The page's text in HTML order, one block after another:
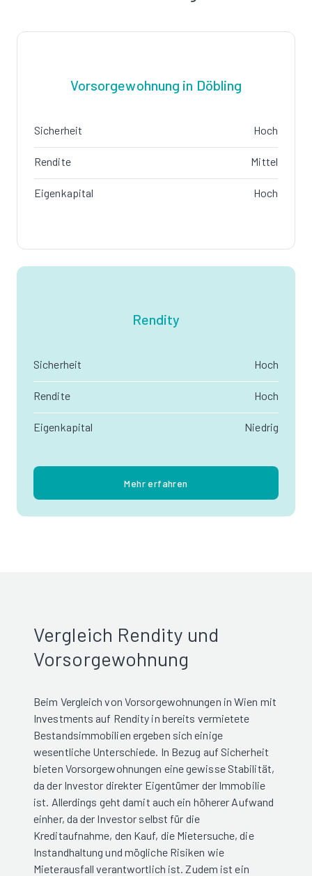
Vorsorgewohnung in Döbling
Sicherheit Hoch
Rendite Mittel
Eigenkapital Hoch
Rendity
Sicherheit Hoch
Rendite Hoch
Eigenkapital Niedrig
Mehr erfahren
Vergleich Rendity und
Vorsorgewohnung
Beim Vergleich von Vorsorgewohnungen in Wien mit
Investments auf Rendity in bereits vermietete
Bestandsimmobilien ergeben sich einige
wesentliche Unterschiede. In Bezug auf Sicherheit
bieten Vorsorgewohnungen eine gewisse Stabilität,
da der Investor direkter Eigentümer der Immobilie
ist. Allerdings geht damit auch ein höherer Aufwand
einher, da der Investor selbst für die
Kreditaufnahme, den Kauf, die Mietersuche, die
Instandhaltung und mögliche Risiken wie
Mieterausfall verantwortlich ist. Zudem ist ein